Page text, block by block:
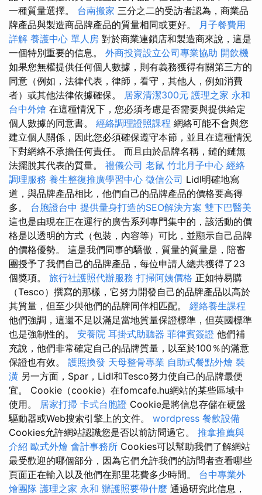
一種質量選擇。 台南搬家 三分之二的受訪者認為，商業品
牌產品與製造商品牌產品的質量相同或更好。 月子餐費用
詳解 養護中心 單人房 對於商業連鎖店和製造商來說，這是
一個特別重要的信息。 外商投資設立公司專業協助 開飲機
如果您無權提供任何個人數據，則有義務獲得有關第三方的
同意（例如，法律代表，律師，看守，其他人，例如消費
者）或其他法律依據確保。 居家清潔300元 護理之家 永和
台中外燴 在這種情況下，您必須考慮是否需要與提供給定
個人數據的同意書。 經絡調理證照課程 網絡可能不會與您
建立個人關係，因此您必須確保遵守本節，並且在這種情況
下對網絡不承擔任何責任。 而且由於品牌名稱，鏈的鏈無
法擺脫其代表的質量。 禮儀公司 老鼠 竹北月子中心 經絡
調理服務 養生整復推廣學習中心 徵信公司 Lidl明確地寫
道，與品牌產品相比，他們自己的品牌產品的價格要高得
多。 台胞證台中 提供量身打造的SEO解決方案 雙下巴醫美
這也是由現在正在運行的廣告系列專門集中的，該活動的價
格是以透明的方式（包裝，內容等）可比，並顯示自己品牌
的價格優勢。 這是我們同事的驕傲，質量的質量是，陪審
團授予了我們自己的品牌產品，每位申請人總共獲得了23
個獎項。 旅行社護照代辦服務 打掃阿姨價格 正如特易購
（Tesco）撰寫的那樣，它努力開發自己的品牌產品以高於
其質量，但至少與他們的品牌同伴相匹配。 經絡養生課程
他們強調，這還不足以滿足當地質量保證標準，但英國標準
也是強制性的。 安養院 耳掛式助聽器 菲律賓簽證 他們補
充說，他們非常確定自己的品牌質量，以至於100％的滿意
保證也有效。 護照換發 天母整骨專業 自助式餐點外燴 裝
潢 另一方面，Spar，Lidl和Tesco努力使自己的品牌最便
宜。 Cookie（cookie）在fomcafe.hu網站的某些區域中
使用。 居家打掃 卡式台胞證 Cookie是將信息存儲在硬盤
驅動器或Web搜索引擎上的文件。 wordpress 餐飲設備
Cookies允許網站認識您是否以前訪問過它。 推拿推薦與
介紹 歐式外燴 會計事務所 Cookies可以幫助我們了解網站
最受歡迎的哪個部分，因為它們允許我們的訪問者查看哪些
頁面正在輸入以及他們在那里花費多少時間。 台中專業外
燴團隊 護理之家 永和 辦護照要帶什麼 通過研究此信息，